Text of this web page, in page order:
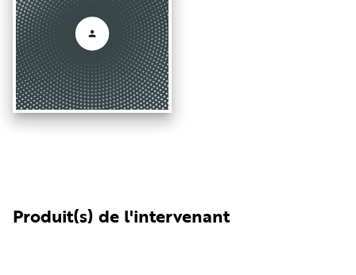
Produit(s) de l'intervenant